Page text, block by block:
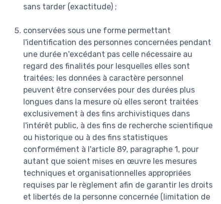
sans tarder (exactitude) ;
conservées sous une forme permettant
l'identification des personnes concernées pendant
une durée n'excédant pas celle nécessaire au
regard des finalités pour lesquelles elles sont
traitées; les données à caractère personnel
peuvent être conservées pour des durées plus
longues dans la mesure où elles seront traitées
exclusivement à des fins archivistiques dans
l'intérêt public, à des fins de recherche scientifique
ou historique ou à des fins statistiques
conformément à l'article 89, paragraphe 1, pour
autant que soient mises en œuvre les mesures
techniques et organisationnelles appropriées
requises par le règlement afin de garantir les droits
et libertés de la personne concernée (limitation de